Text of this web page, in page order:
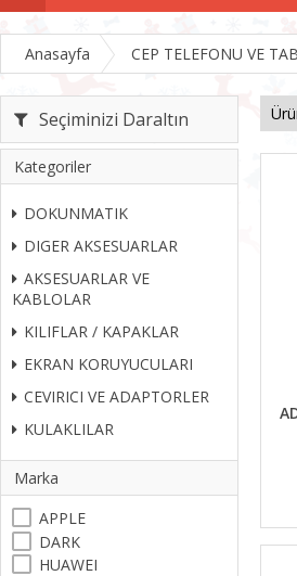
Anasayfa CEP TELEFONU VE
Seçiminizi Daraltın
Kategoriler
DOKUNMATIK
DIGER AKSESUARLAR
AKSESUARLAR VE
KABLOLAR
KILIFLAR / KAPAKLAR
EKRAN KORUYUCULARI
CEVIRICI VE ADAPTORLER
KULAKLILAR
Marka
APPLE
DARK
HUAWEI